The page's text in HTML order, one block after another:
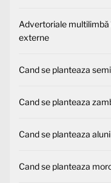
Advertoriale
externe
Cand se planteaza
Cand se planteaza
Cand se planteaza
Cand se planteaza